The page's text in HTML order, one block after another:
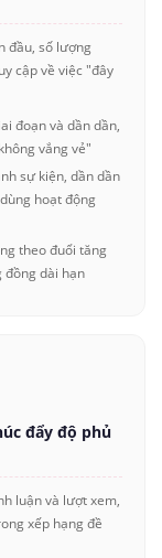
đầu, số lượng
cập về việc "đây
đoạn và dần dần,
vắng vẻ"
sự kiện, dần dần
hoạt động
theo đuổi tăng
đồng dài hạn
đẩy độ phủ
luận và lượt xem,
xếp hạng đề